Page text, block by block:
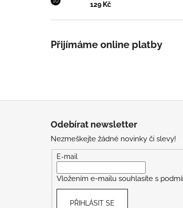
129 Kč
Přijímáme online platby
Odebírat newsletter
Nezmeškejte žádné novinky či slevy!
E-mail
Vložením e-mailu souhlasíte s
PŘIHLÁSIT SE